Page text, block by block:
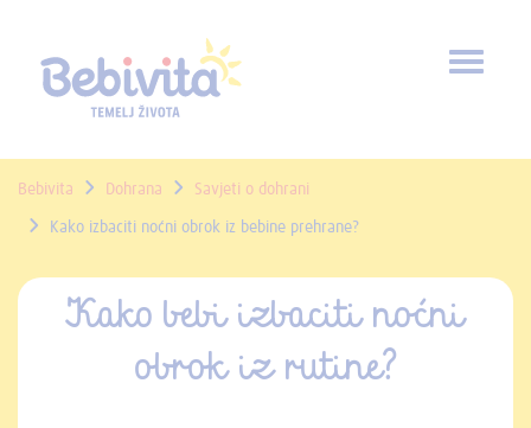
Toggle
Bebivita Dohrana Savjeti o dohrani
Kako izbaciti noćni obrok iz bebine prehrane?
Kako bebi izbaciti noćni
obrok iz rutine?